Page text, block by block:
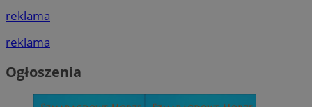
reklama
reklama
Ogłoszenia